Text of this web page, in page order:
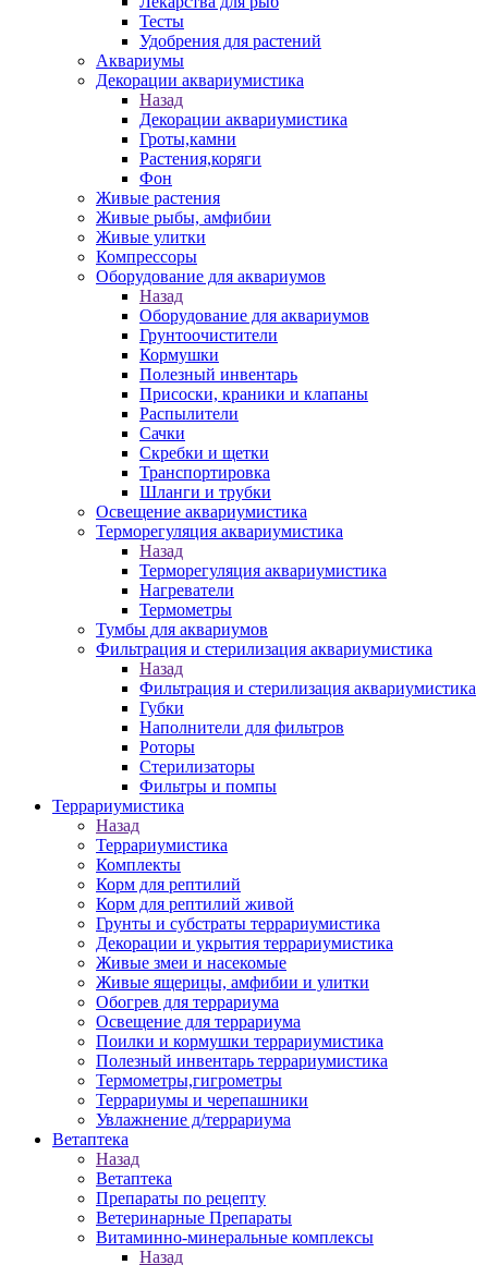
Тесты
Удобрения для растений
Аквариумы
Декорации аквариумистика
Назад
Декорации аквариумистика
Гроты,камни
Растения,коряги
Фон
Живые растения
Живые рыбы, амфибии
Живые улитки
Компрессоры
Оборудование для аквариумов
Назад
Оборудование для аквариумов
Грунтоочистители
Кормушки
Полезный инвентарь
Присоски, краники и клапаны
Распылители
Сачки
Скребки и щетки
Транспортировка
Шланги и трубки
Освещение аквариумистика
Терморегуляция аквариумистика
Назад
Терморегуляция аквариумистика
Нагреватели
Термометры
Тумбы для аквариумов
Фильтрация и стерилизация аквариумистика
Назад
Фильтрация и стерилизация аквариумистика
Губки
Наполнители для фильтров
Роторы
Стерилизаторы
Фильтры и помпы
Террариумистика
Назад
Террариумистика
Комплекты
Корм для рептилий
Корм для рептилий живой
Грунты и субстраты террариумистика
Декорации и укрытия террариумистика
Живые змеи и насекомые
Живые ящерицы, амфибии и улитки
Обогрев для террариума
Освещение для террариума
Поилки и кормушки террариумистика
Полезный инвентарь террариумистика
Термометры,гигрометры
Террариумы и черепашники
Увлажнение д/террариума
Ветаптека
Назад
Ветаптека
Препараты по рецепту
Ветеринарные Препараты
Витаминно-минеральные комплексы
Назад